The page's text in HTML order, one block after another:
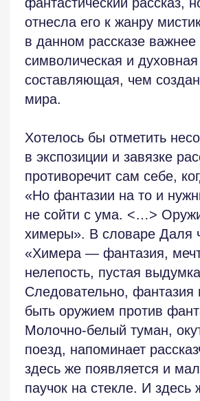
дали бы более точную информацию,
но отметим, что пауки — это отряд
несколько тысяч видов, а вот человек
действительно относится к царству
Животных. Получается некая подмена
к основному повествованию, которое
начинается со второй страницы текста
(читателю нужно до него добраться,
и это очень важно!). Здесь рассказчик
возвращается мыслями в детство,
в дом бабушки, рядом с которым
находился старый пень. Когда-то
огромный булыжник. Рассказчик также
вспоминает девочку-соседку, которая
просила рассказать историю дуба
и камня. Этот разговор кажется
несущественным, но когда
он повторяется в конце рассказа,
мы уже понимаем, что это и есть
ключевое его событие.
Выбранный автором образ паука имеет
много различных толкований, как
в положительном, так